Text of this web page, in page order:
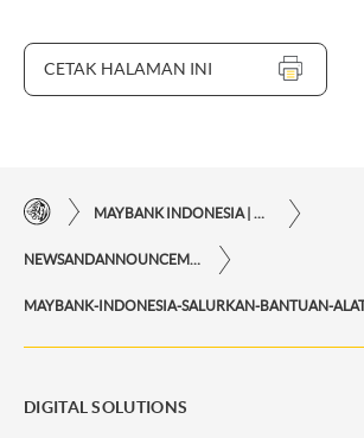
CETAK HALAMAN INI
MAYBANK INDONESIA | KEMUDAHAN TRANSAKSI FINANSIAL DI UJUNG JARI ANDA
NEWSANDANNOUNCEMENTS
DIGITAL SOLUTIONS